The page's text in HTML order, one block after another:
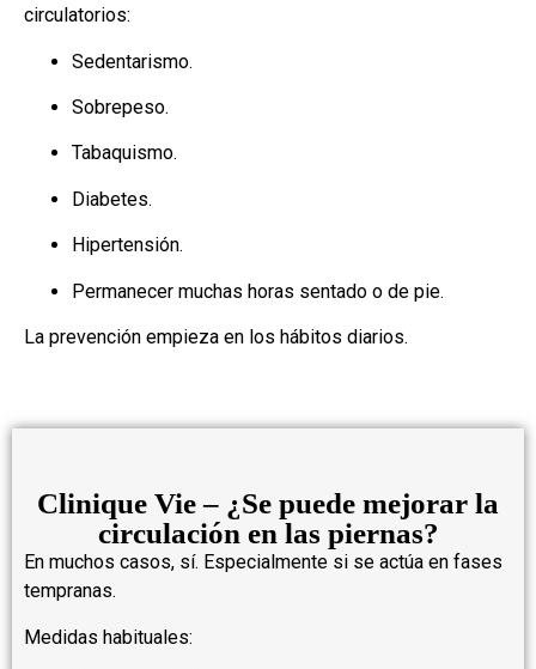
circulatorios:
Sedentarismo.
Sobrepeso.
Tabaquismo.
Diabetes.
Hipertensión.
Permanecer muchas horas sentado o de pie.
La prevención empieza en los hábitos diarios.
Clinique Vie – ¿Se puede mejorar la
circulación en las piernas?
En muchos casos, sí. Especialmente si se actúa en fases
tempranas.
Medidas habituales: